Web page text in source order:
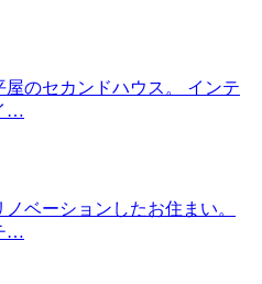
のセカンドハウス。 インテ
…
ベーションしたお住まい。
…